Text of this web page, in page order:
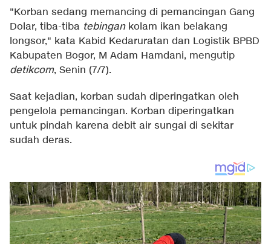
"Korban sedang memancing di pemancingan Gang
Dolar, tiba-tiba tebingankolam ikan belakang
longsor," kata Kabid Kedaruratan dan Logistik BPBD
Kabupaten Bogor, M Adam Hamdani, mengutip
detikcom, Senin (7/7).
Saat kejadian, korban sudah diperingatkan oleh
pengelola pemancingan. Korban diperingatkan
untuk pindah karena debit air sungai di sekitar
sudah deras.